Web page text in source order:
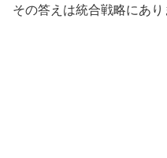
その答えは統合戦略にあり